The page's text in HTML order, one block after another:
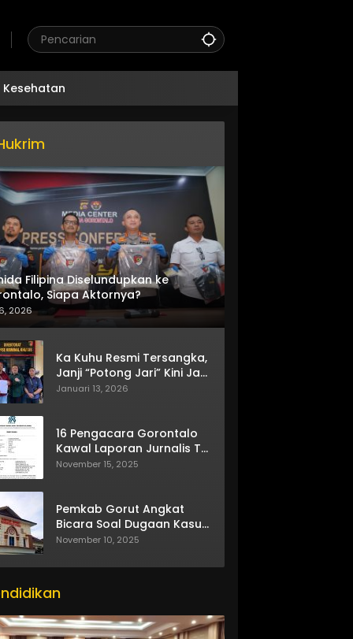
Kesehatan
Filipina Diselundupkan ke
Siapa Aktornya?
2026
Ka Kuhu Resmi Tersangka,
Janji “Potong Jari” Kini Jadi
Bumerang
Januari 13, 2026
16 Pengacara Gorontalo
Kawal Laporan Jurnalis TV
One
November 15, 2025
Pemkab Gorut Angkat
Bicara Soal Dugaan Kasus
Asusila Oknum ASN
November 10, 2025